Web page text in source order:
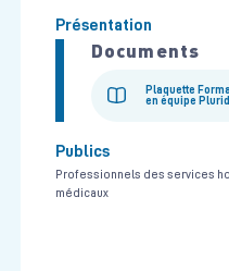
Présentation
Documents
Plaquette
en équipe
Publics
Professionnels des services
médicaux